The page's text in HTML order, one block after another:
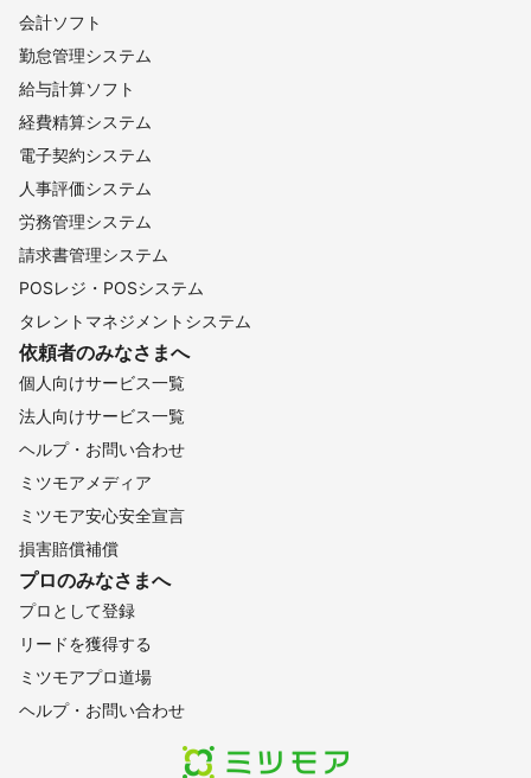
会計ソフト
勤怠管理システム
給与計算ソフト
経費精算システム
電子契約システム
人事評価システム
労務管理システム
請求書管理システム
POSレジ・POSシステム
タレントマネジメントシステム
依頼者のみなさまへ
個人向けサービス一覧
法人向けサービス一覧
ヘルプ・お問い合わせ
ミツモアメディア
ミツモア安心安全宣言
損害賠償補償
プロのみなさまへ
プロとして登録
リードを獲得する
ミツモアプロ道場
ヘルプ・お問い合わせ